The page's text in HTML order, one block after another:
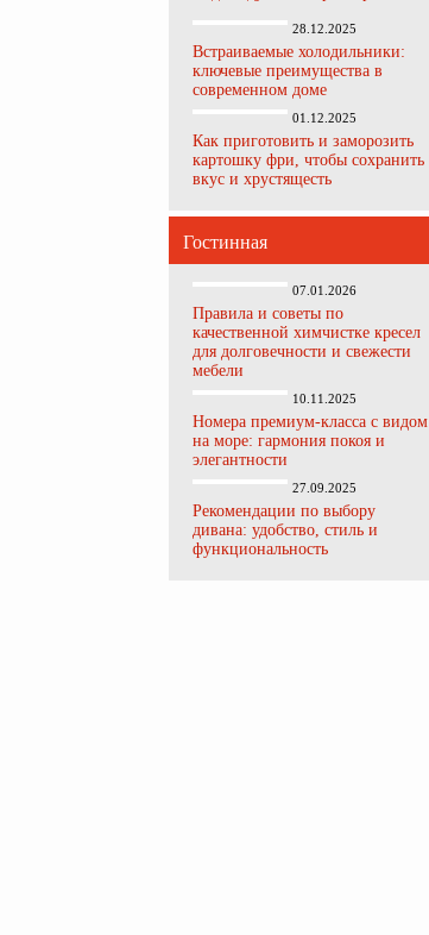
28.12.2025
Встраиваемые холодильники:
ключевые преимущества в
современном доме
01.12.2025
Как приготовить и заморозить
картошку фри, чтобы сохранить
вкус и хрустящесть
Гостинная
07.01.2026
Правила и советы по
качественной химчистке кресел
для долговечности и свежести
мебели
10.11.2025
Номера премиум-класса с видом
на море: гармония покоя и
элегантности
27.09.2025
Рекомендации по выбору
дивана: удобство, стиль и
функциональность